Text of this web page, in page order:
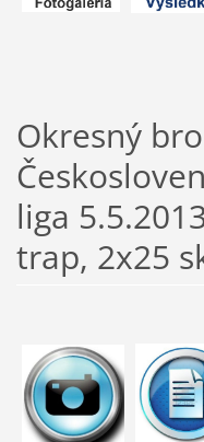
Okresný
liga
trap, 2x25